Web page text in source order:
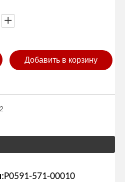
Добавить в корзину
:P0591-571-00010